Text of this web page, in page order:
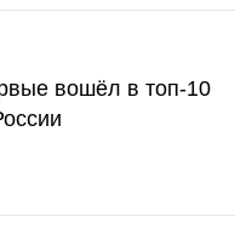
вошёл в топ-10